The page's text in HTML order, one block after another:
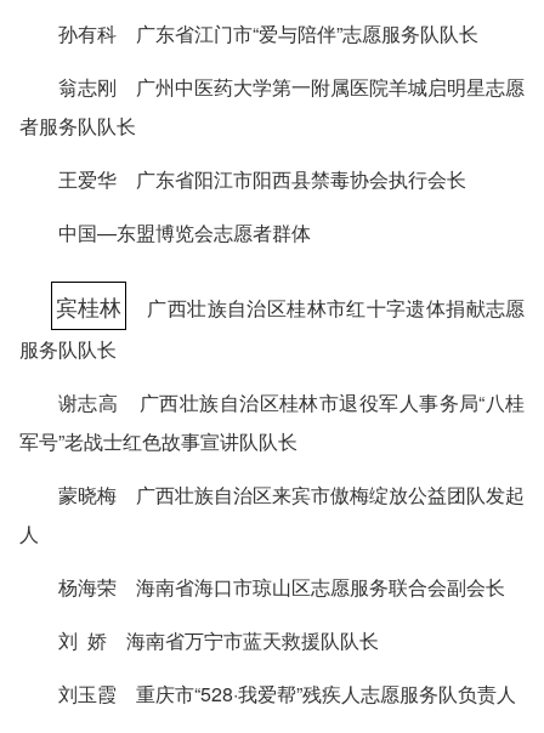
孙有科 广东省江门市“爱与陪伴”志愿服务队队长
翁志刚 广州中医药大学第一附属医院羊城启明星志愿
者服务队队长
王爱华 广东省阳江市阳西县禁毒协会执行会长
中国—东盟博览会志愿者群体
宾桂林
广西壮族自治区桂林市红十字遗体捐献志愿
服务队队长
谢志高 广西壮族自治区桂林市退役军人事务局“八桂
军号”老战士红色故事宣讲队队长
蒙晓梅 广西壮族自治区来宾市傲梅绽放公益团队发起
人
杨海荣 海南省海口市琼山区志愿服务联合会副会长
刘 娇 海南省万宁市蓝天救援队队长
刘玉霞 重庆市“528·我爱帮”残疾人志愿服务队负责人